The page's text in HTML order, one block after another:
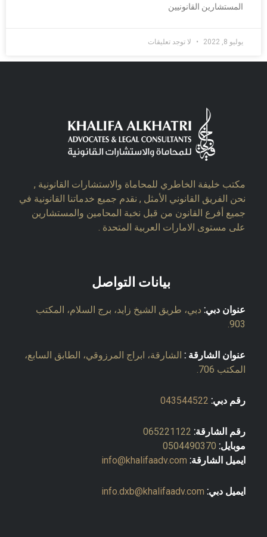
المستشارين القانونيين
يوليو 8, 2022 لا توجد تعليقات
مكتب خليفة الخاطري للمحاماة والاستشارات القانونية ,
نحن الفريق القانوني الأمثل , نقدم جميع خدماتنا القانونية في
جميع أفرع القانون من قبل نخبة المحامين والمستشارين
على مستوى الامارات العربية المتحدة .
بيانات التواصل
عنوان دبي: دبي، طريق الشيخ زايد، برج السلام، المكتب
903.
عنوان الشارقة : الشارقة، ابراج المرزوقي، الطابق السابع،
المكتب 706.
رقم دبي: 043544522
رقم الشارقة: 065221122
موبايل: 0504490370
ايميل الشارقة: info@khalifaadv.com
ايميل دبي: info.dxb@khalifaadv.com